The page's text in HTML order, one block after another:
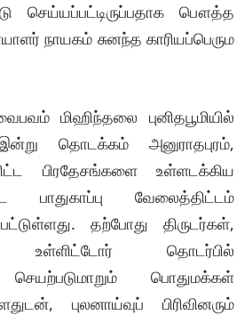
செய்யப்பட்டிருப்பதாக பௌத்த
நாயகம் சுனந்த காரியப்பெரும
மிஹிந்தலை புனிதபூமியில்
இன்று தொடக்கம் அனுராதபுரம்,
பிரதேசங்களை உள்ளடக்கிய
பாதுகாப்பு வேலைத்திட்டம்
தற்போது திருடர்கள்,
உள்ளிட்டோர் தொடர்பில்
பொதுமக்கள்
புலனாய்வுப் பிரிவினரும்